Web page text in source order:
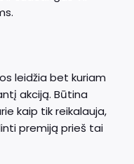
leidžia bet kuriam
akciją. Būtina
kaip tik reikalauja,
premiją prieš tai